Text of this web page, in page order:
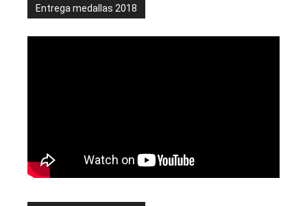
Entrega medallas 2018